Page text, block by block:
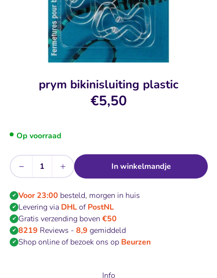
prym bikinisluiting plastic
€5,50
Op voorraad
Aantal
− + In winkelmandje
✔ Voor 23:00 besteld, morgen in huis
✔ Levering via DHLofPostNL
✔ Gratis verzending boven €50
✔ 8219 Reviews - 8,9 gemiddeld
✔ Shop online of bezoek ons op Beurzen
Info